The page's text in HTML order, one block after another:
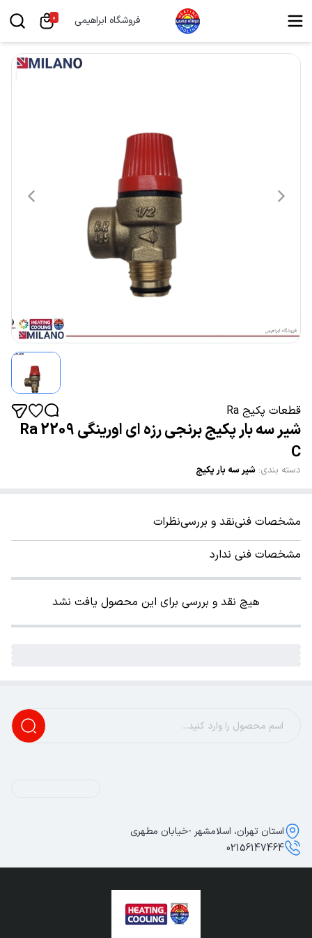
فروشگاه ابراهیمی 0
قطعات پکیج Ra
شیر سه بار پکیج برنجی رزه ای اورینگی Ra 2209
C
دسته بندی: شیر سه بار پکیج
مشخصات فنینقد و بررسینظرات
مشخصات فنی ندارد
هیچ نقد و بررسی برای این محصول یافت نشد
استان تهران، اسلامشهر -خیابان مطهری
02156147464